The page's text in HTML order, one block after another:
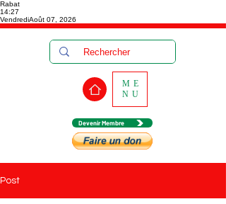
Rabat
14:27
VendrediAoût 07, 2026
Devenir Membre
ME
NU
Post